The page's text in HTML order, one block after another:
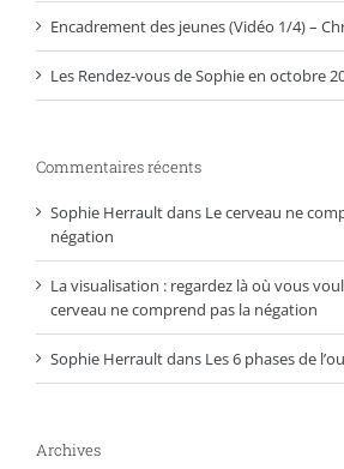
Encadrement des jeunes (Vidéo 1/4) –
Les Rendez-vous de Sophie en octobre
Commentaires récents
Sophie Herraultdans Le cerveau ne
négation
La visualisation : regardez là où vous
cerveau ne comprend pas la négation
Sophie Herraultdans Les 6 phases de
Archives